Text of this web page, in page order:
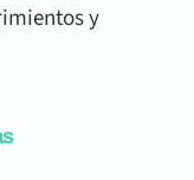
y